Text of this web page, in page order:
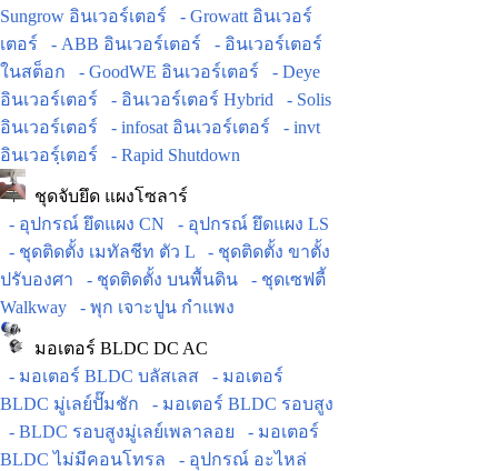
Sungrow อินเวอร์เตอร์
- Growatt อินเวอร์
เตอร์
- ABB อินเวอร์เตอร์
- อินเวอร์เตอร์
ในสต็อก
- GoodWE อินเวอร์เตอร์
- Deye
อินเวอร์เตอร์
- อินเวอร์เตอร์ Hybrid
- Solis
อินเวอร์เตอร์
- infosat อินเวอร์เตอร์
- invt
อินเวอร์ฺเตอร์
- Rapid Shutdown
ชุดจับยึด แผงโซลาร์
- อุปกรณ์ ยึดแผง CN
- อุปกรณ์ ยึดแผง LS
- ชุดติดตั้ง เมทัลชีท ตัว L
- ชุดติดตั้ง ขาตั้ง
ปรับองศา
- ชุดติดตั้ง บนพื้นดิน
- ชุดเซฟตี้
Walkway
- พุก เจาะปูน กำแพง
มอเตอร์ BLDC DC AC
- มอเตอร์ BLDC บลัสเลส
- มอเตอร์
BLDC มู่เลย์ปั๊มชัก
- มอเตอร์ BLDC รอบสูง
- BLDC รอบสูงมู่เลย์เพลาลอย
- มอเตอร์
BLDC ไม่มีคอนโทรล
- อุปกรณ์ อะไหล่